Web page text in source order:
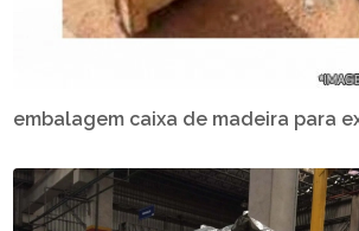
embalagem caixa de madeira para